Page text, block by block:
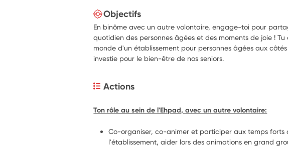
Objectifs
En binôme avec un autre volontaire, engage-toi pour
quotidien des personnes âgées et des moments de joie ! Tu
monde d'un établissement pour personnes âgées aux
investie pour le bien-être de nos seniors.
Actions
Ton rôle au sein de l'Ehpad, avec un autre volontaire:
Co-organiser, co-animer et participer aux temps forts
l'établissement, aider lors des animations en grand